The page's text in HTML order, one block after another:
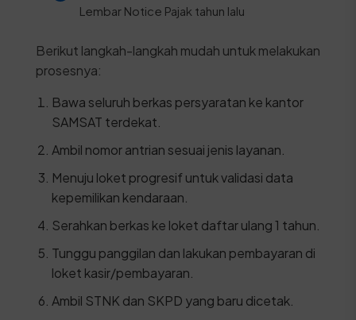
Lembar Notice Pajak tahun lalu
Berikut langkah-langkah mudah untuk melakukan
prosesnya:
Bawa seluruh berkas persyaratan ke kantor
SAMSAT terdekat.
Ambil nomor antrian sesuai jenis layanan.
Menuju loket progresif untuk validasi data
kepemilikan kendaraan.
Serahkan berkas ke loket daftar ulang 1 tahun.
Tunggu panggilan dan lakukan pembayaran di
loket kasir/pembayaran.
Ambil STNK dan SKPD yang baru dicetak.